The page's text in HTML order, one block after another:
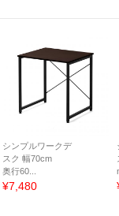
シンプルワークデ
スク 幅70cm
奥行60...
¥7,480